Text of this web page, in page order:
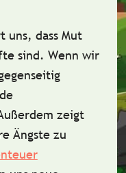
uns, dass Mut
sind. Wenn wir
zeigt
Ängste zu